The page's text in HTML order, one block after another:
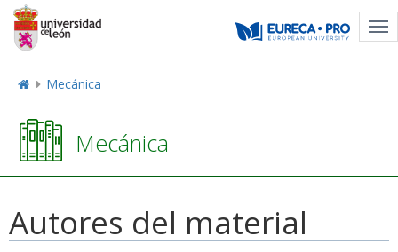
Mecánica
Mecánica
Autores del material